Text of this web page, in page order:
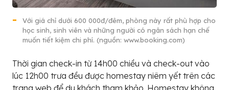
Với giá chỉ dưới 600 000đ/đêm, phòng này rất phù hợp cho
học sinh, sinh viên và những người có ngân sách hạn chế
muốn tiết kiệm chi phí. (nguồn: www.booking.com)
Thời gian check-in từ 14h00 chiều và check-out vào
lúc 12h00 trưa đều được homestay niêm yết trên các